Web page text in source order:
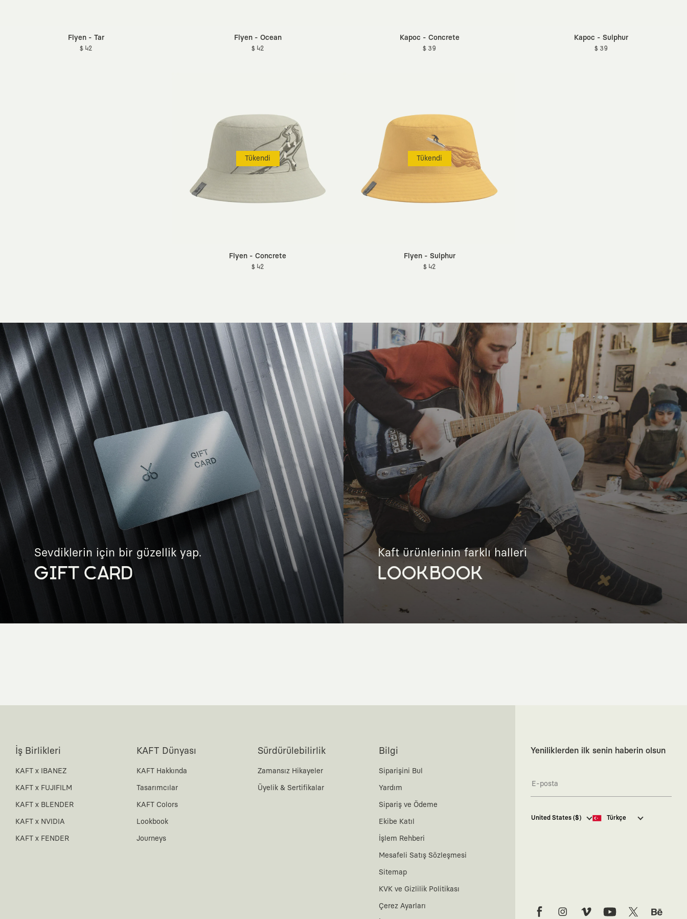
Flyen - Tar
$ 42
Flyen - Ocean
$ 42
Kapoc - Concrete
$ 39
Kapoc - Sulphur
$ 39
Tükendi
Flyen - Concrete
$ 42
Tükendi
Flyen - Sulphur
$ 42
Sevdiklerin için bir güzellik yap.
GIFT CARD
Kaft ürünlerinin farklı halleri
LOOKBOOK
İş Birlikleri
KAFT x IBANEZ
KAFT x FUJIFILM
KAFT x BLENDER
KAFT x NVIDIA
KAFT x FENDER
KAFT Dünyası
KAFT Hakkında
Tasarımcılar
KAFT Colors
Lookbook
Journeys
Sürdürülebilirlik
Zamansız Hikayeler
Üyelik & Sertifikalar
Bilgi
Siparişini Bul
Yardım
Sipariş ve Ödeme
Ekibe Katıl
İşlem Rehberi
Mesafeli Satış Sözleşmesi
Sitemap
KVK ve Gizlilik Politikası
Çerez Ayarları
Yeniliklerden ilk senin haberin olsun
Kaft Tasarım Tekstil Sanayi ve
United States ($) Türkçe